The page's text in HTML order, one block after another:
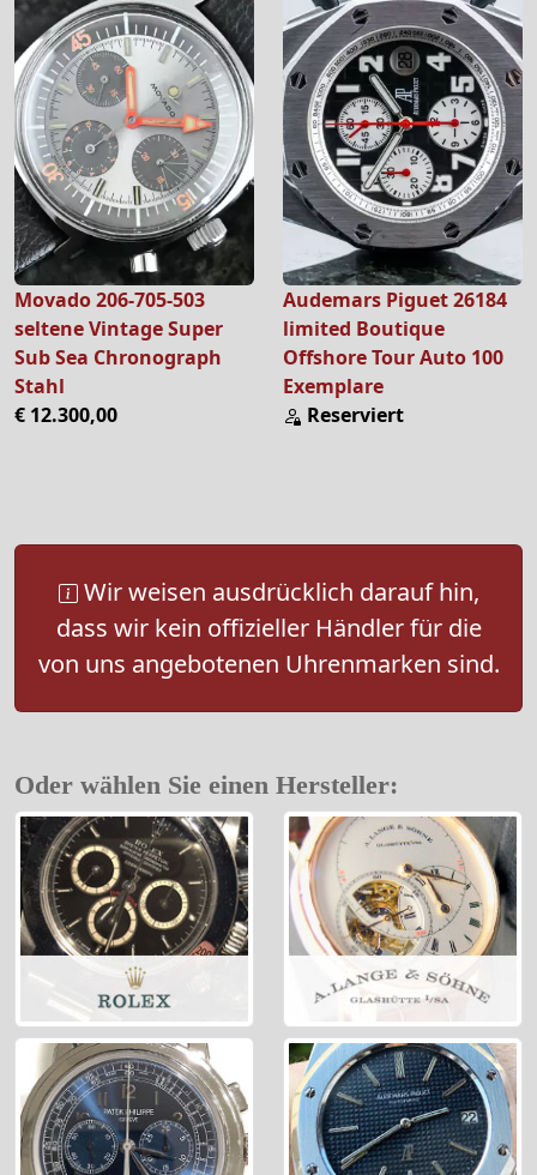
Movado 206-705-503
seltene Vintage Super
Sub Sea Chronograph
Stahl
€ 12.300,00
Audemars Piguet 26184
limited Boutique
Offshore Tour Auto 100
Exemplare
Reserviert
Wir weisen ausdrücklich darauf hin,
dass wir kein offizieller Händler für die
von uns angebotenen Uhrenmarken sind.
Oder wählen Sie einen Hersteller: